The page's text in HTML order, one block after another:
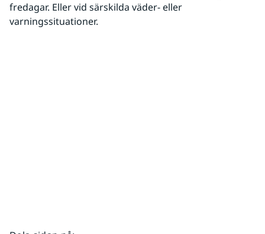
fredagar. Eller vid särskilda väder- eller
varningssituationer.